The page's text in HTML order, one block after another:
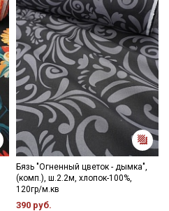
Бязь "Огненный цветок - дымка",
(комп.), ш.2.2м, хлопок-100%,
120гр/м.кв
390 руб.
рекламных и